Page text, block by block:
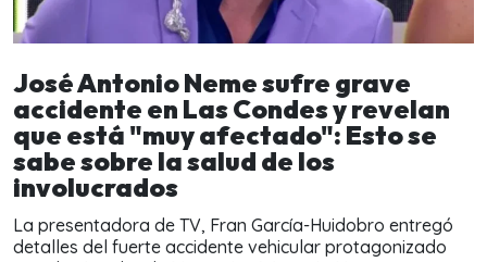
José Antonio Neme sufre grave
accidente en Las Condes y revelan
que está "muy afectado": Esto se
sabe sobre la salud de los
involucrados
La presentadora de TV, Fran García-Huidobro entregó
detalles del fuerte accidente vehicular protagonizado